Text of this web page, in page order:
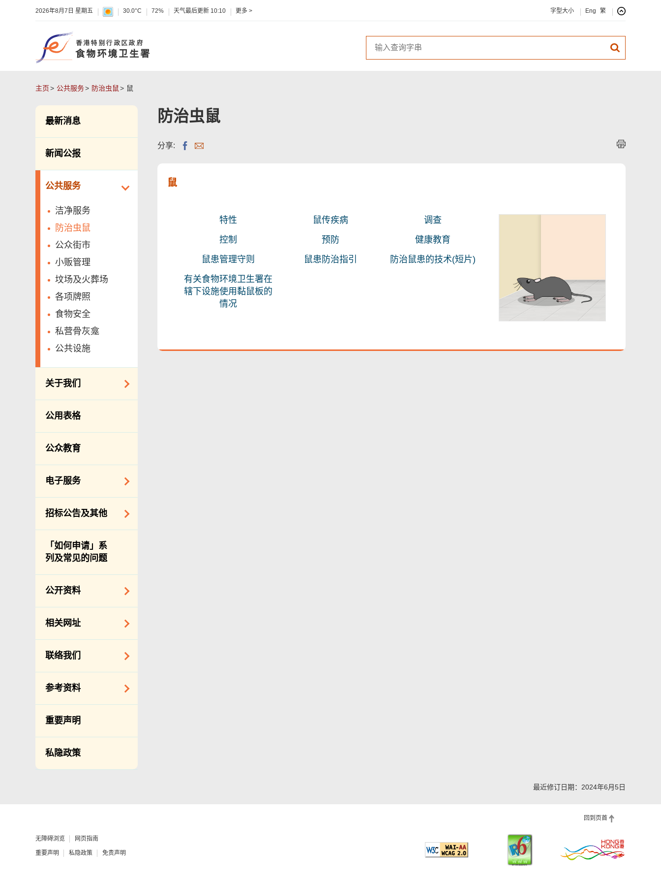
2026年8月7日 星期五 30.0°C 72% 天气最后更新 10:10 更多 > 字型大小 Eng 繁
主页 公共服务 防治虫鼠 鼠
最新消息
新闻公报
公共服务
洁净服务
防治虫鼠
公众街市
小贩管理
坟场及火葬场
各项牌照
食物安全
私营骨灰龛
公共设施
关于我们
组织结构
服务承诺
公用表格
公众教育
电子服务
网上付款
招标公告及其他
招标通告索引
主要采购服务预览
申请纳入食物环境
卫生署通知名单
的标准雇佣合约
「如何申请」系
列及常见的问题
公开资料
公开资料守则
备存纪录一览表
相关网址
相关政府机构
联络我们
查询、建议、要求
和投诉
分区环境衞生办事
处地址及电话
渗水投诉调查联合
办事处 办公时间、
由食物环境卫生署
办理作公事用途的
参考资料
年度整合开放数据
计划（包含空间数
据计划）
立法会事务
促进种族平等
重要声明
私隐政策
防治虫鼠
分享:
鼠
特性 鼠传疾病
调查
控制
预防
健康教育
鼠患管理守则
鼠患防治指引
防治鼠患的技术(短片)
有关食物环境卫生署在
辖下设施使用黏鼠板的
情况
最近修订日期：2024年6月5日
回到页首
无障碍浏览 网页指南
重要声明 私隐政策 免责声明